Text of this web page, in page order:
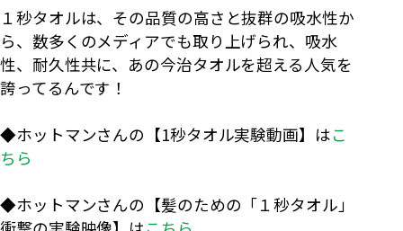
１秒タオルは、その品質の高さと抜群の吸水性か
ら、数多くのメディアでも取り上げられ、吸水
性、耐久性共に、あの今治タオルを超える人気を
誇ってるんです！
◆ホットマンさんの【1秒タオル実験動画】はこ
ちら
◆ホットマンさんの【髪のための「１秒タオル」